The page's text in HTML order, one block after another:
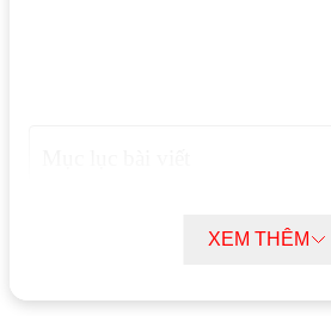
Tính năng nổi bật chậu rửa Lavabo
Ưu điểm chậu rửa Lavabo
XEM THÊM